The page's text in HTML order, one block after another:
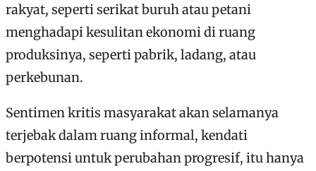
rakyat, seperti serikat buruh atau petani
menghadapi kesulitan ekonomi di ruang
produksinya, seperti pabrik, ladang, atau
perkebunan.
Sentimen kritis masyarakat akan selamanya
terjebak dalam ruang informal, kendati
berpotensi untuk perubahan progresif, itu hanya